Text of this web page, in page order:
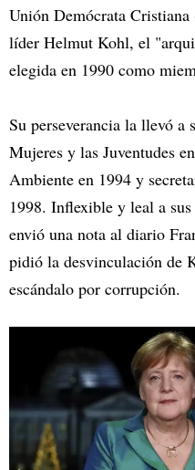
Unión Demócrata
líder Helmut Kohl, el
elegida en 1990 como
Su perseverancia la llevó a
Mujeres y las Juventudes
Ambiente en 1994 y
1998. Inflexible y leal a
envió una nota al diario
pidió la desvinculación de
escándalo por corrupción.